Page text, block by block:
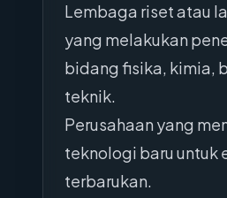
Lembaga riset atau
yang melakukan
bidang fisika, kimia,
teknik.
Perusahaan yang
teknologi baru untuk
terbarukan.